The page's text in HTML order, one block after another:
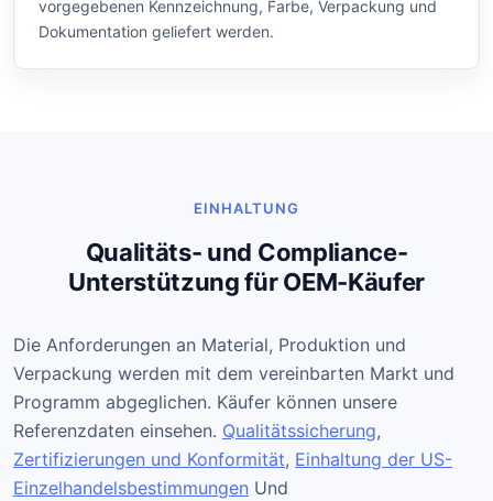
vorgegebenen Kennzeichnung, Farbe, Verpackung und
Dokumentation geliefert werden.
EINHALTUNG
Qualitäts- und Compliance-
Unterstützung für OEM-Käufer
Die Anforderungen an Material, Produktion und
Verpackung werden mit dem vereinbarten Markt und
Programm abgeglichen. Käufer können unsere
Referenzdaten einsehen. Qualitätssicherung,
Zertifizierungen und Konformität, Einhaltung der US-
Einzelhandelsbestimmungen Und